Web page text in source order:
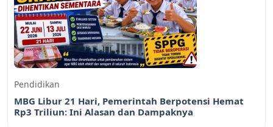
Pendidikan
MBG Libur 21 Hari, Pemerintah Berpotensi Hemat
Rp3 Triliun: Ini Alasan dan Dampaknya